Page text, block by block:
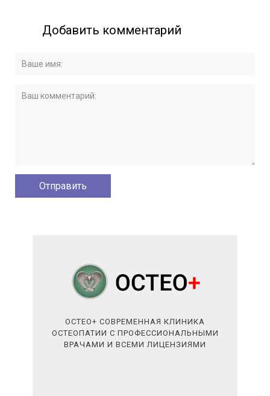
Добавить комментарий
ОСТЕО+ СОВРЕМЕННАЯ КЛИНИКА
ОСТЕОПАТИИ С ПРОФЕССИОНАЛЬНЫМИ
ВРАЧАМИ И ВСЕМИ ЛИЦЕНЗИЯМИ